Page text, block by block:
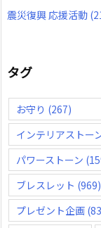
震災復興 応援活動
タグ
お守り (267)
インテリアストー
パワーストーン
ブレスレット (969)
プレゼント企画